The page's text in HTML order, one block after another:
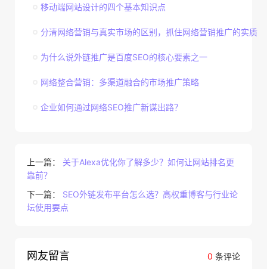
移动端网站设计的四个基本知识点
分清网络营销与真实市场的区别，抓住网络营销推广的实质
为什么说外链推广是百度SEO的核心要素之一
网络整合营销：多渠道融合的市场推广策略
企业如何通过网络SEO推广新谋出路？
上一篇： 关于Alexa优化你了解多少？如何让网站排名更
靠前？
下一篇： SEO外链发布平台怎么选？高权重博客与行业论
坛使用要点
0 条评论
网友留言